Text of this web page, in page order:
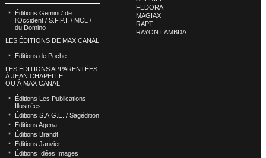
Éditions Gemini / de
l’Occident / S.F.P.I. / MCL /
du Domino
LES ÉDITIONS DE MAX CANAL
Éditions de Poche
LES ÉDITIONS APPARENTÉES
À JEAN CHAPELLE
OU À MAX CANAL
Éditions Les Publications
Illustrées
Éditions S.A.G.E. / Sagédition
Éditions Agena
Éditions Brandt
Éditions Janvier
Éditions Idées Images
FEDORA
MAGIAX
RAPT
RAYON LAMBDA